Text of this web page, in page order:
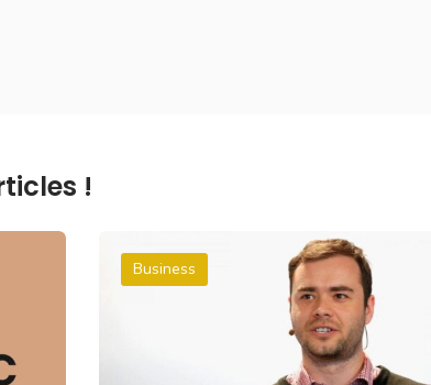
!
Business